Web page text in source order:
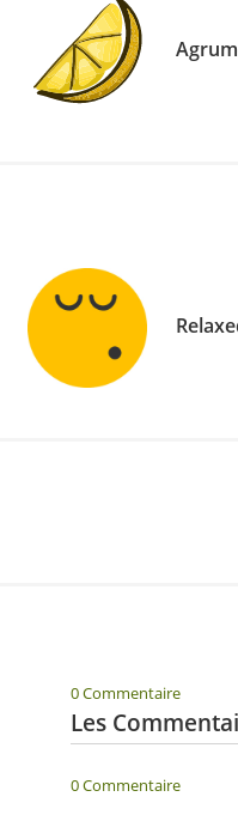
0 Commentaire
Les
0 Commentaire